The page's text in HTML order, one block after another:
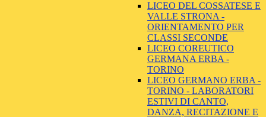
LICEO DEL COSSATESE E
VALLE STRONA -
ORIENTAMENTO PER
CLASSI SECONDE
LICEO COREUTICO
GERMANA ERBA -
TORINO
LICEO GERMANO ERBA -
TORINO - LABORATORI
ESTIVI DI CANTO,
DANZA, RECITAZIONE E